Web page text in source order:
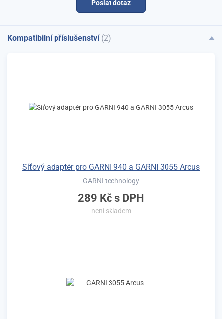
Poslat dotaz
Kompatibilní příslušenství (2)
Síťový adaptér pro GARNI 940 a GARNI 3055 Arcus
GARNI technology
289 Kč s DPH
není skladem